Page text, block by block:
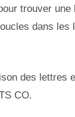
trouver
dans
des
CO.